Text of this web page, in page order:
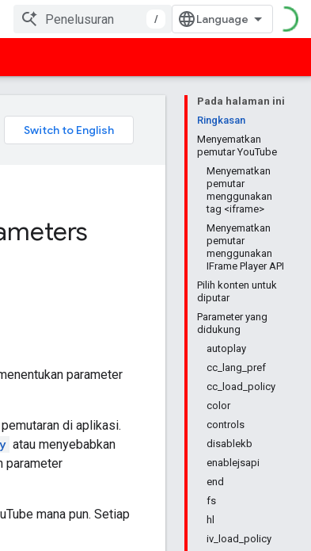
/
Pada halaman ini
Ringkasan
Menyematkan
pemutar YouTube
Menyematkan
pemutar
menggunakan
tag <iframe>
Menyematkan
pemutar
menggunakan
IFrame Player API
Pilih konten untuk
diputar
Parameter yang
didukung
autoplay
cc_lang_pref
cc_load_policy
color
controls
disablekb
enablejsapi
end
fs
hl
iv_load_policy
parameter
di aplikasi.
atau menyebabkan
parameter
mana pun. Setiap